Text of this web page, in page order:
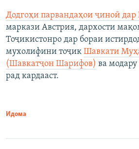
Додгоҳи парвандаҳои ҷиноӣ дар
маркази Австрия, дархости
Тоҷикистонро дар бораи
мухолифини тоҷик Шавкати
(Шавкатҷон Шарифов) ва
рад кардааст.
Идома